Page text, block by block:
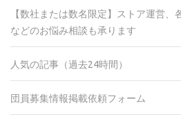
【数社または数名限定】ストア運営
などのお悩み相談も承ります
人気の記事（過去24時間）
団員募集情報掲載依頼フォーム